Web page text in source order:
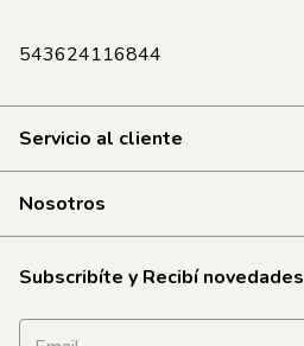
543624116844
Servicio al cliente
Nosotros
Subscribíte y Recibí novedades